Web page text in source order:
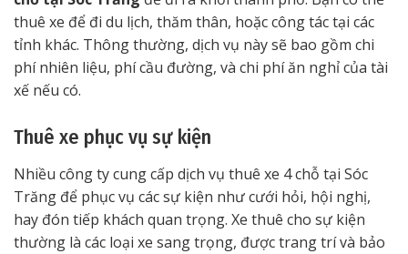
thuê xe để đi du lịch, thăm thân, hoặc công tác tại các
tỉnh khác. Thông thường, dịch vụ này sẽ bao gồm chi
phí nhiên liệu, phí cầu đường, và chi phí ăn nghỉ của tài
xế nếu có.
Thuê xe phục vụ sự kiện
Nhiều công ty cung cấp dịch vụ thuê xe 4 chỗ tại Sóc
Trăng để phục vụ các sự kiện như cưới hỏi, hội nghị,
hay đón tiếp khách quan trọng. Xe thuê cho sự kiện
thường là các loại xe sang trọng, được trang trí và bảo